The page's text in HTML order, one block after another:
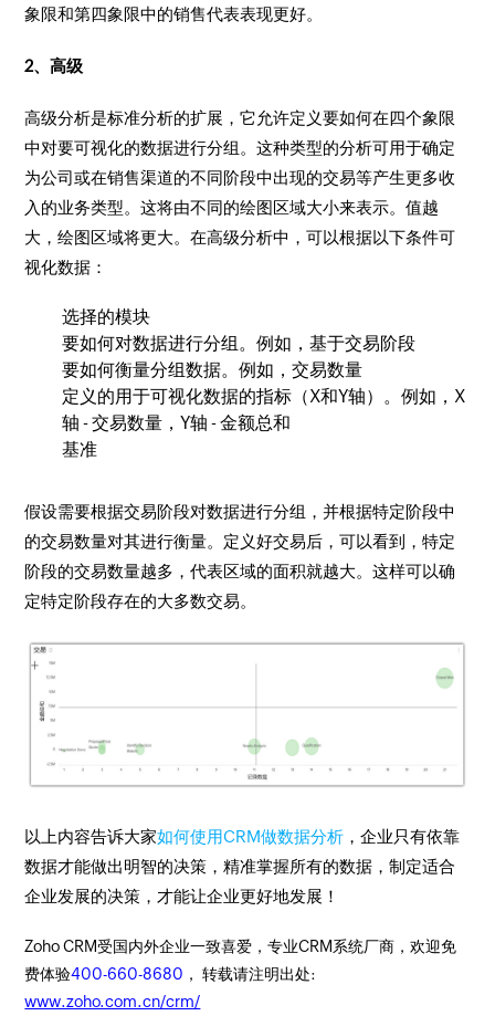
象限和第四象限中的销售代表表现更好。
2、高级
高级分析是标准分析的扩展，它允许定义要如何在四个象限
中对要可视化的数据进行分组。这种类型的分析可用于确定
为公司或在销售渠道的不同阶段中出现的交易等产生更多收
入的业务类型。这将由不同的绘图区域大小来表示。值越
大，绘图区域将更大。在高级分析中，可以根据以下条件可
视化数据：
选择的模块
要如何对数据进行分组。例如，基于交易阶段
要如何衡量分组数据。例如，交易数量
定义的用于可视化数据的指标（X和Y轴）。例如，X
轴 - 交易数量，Y轴 - 金额总和
基准
假设需要根据交易阶段对数据进行分组，并根据特定阶段中
的交易数量对其进行衡量。定义好交易后，可以看到，特定
阶段的交易数量越多，代表区域的面积就越大。这样可以确
定特定阶段存在的大多数交易。
以上内容告诉大家如何使用CRM做数据分析 ，企业只有依靠
数据才能做出明智的决策，精准掌握所有的数据，制定适合
企业发展的决策，才能让企业更好地发展！
Zoho CRM受国内外企业一致喜爱，专业CRM系统厂商，欢迎免
费体验400-660-8680 ， 转载请注明出处:
www.zoho.com.cn/crm/